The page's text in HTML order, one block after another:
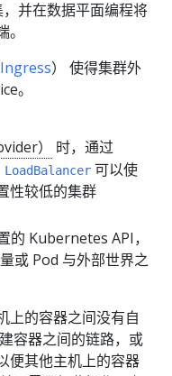
并在数据平面编程将
Ingress） 使得集群外
。
）
时，通过
可以使
性较低的集群
的 Kubernetes API，
或 Pod 与外部世界之
上的容器之间没有自
容器之间的链路，或
便其他主机上的容器